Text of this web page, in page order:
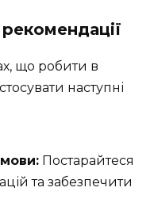
що робити в
наступні
Постарайтеся
та забезпечити